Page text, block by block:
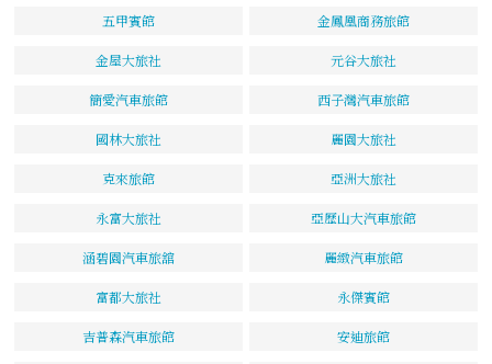
五甲賓館 金鳳凰商務旅館
金屋大旅社 元谷大旅社
簡愛汽車旅館 西子灣汽車旅館
國林大旅社 麗園大旅社
克來旅館 亞洲大旅社
永富大旅社 亞歷山大汽車旅館
涵碧園汽車旅舘 麗緻汽車旅館
富都大旅社 永傑賓館
吉普森汽車旅館 安迪旅館